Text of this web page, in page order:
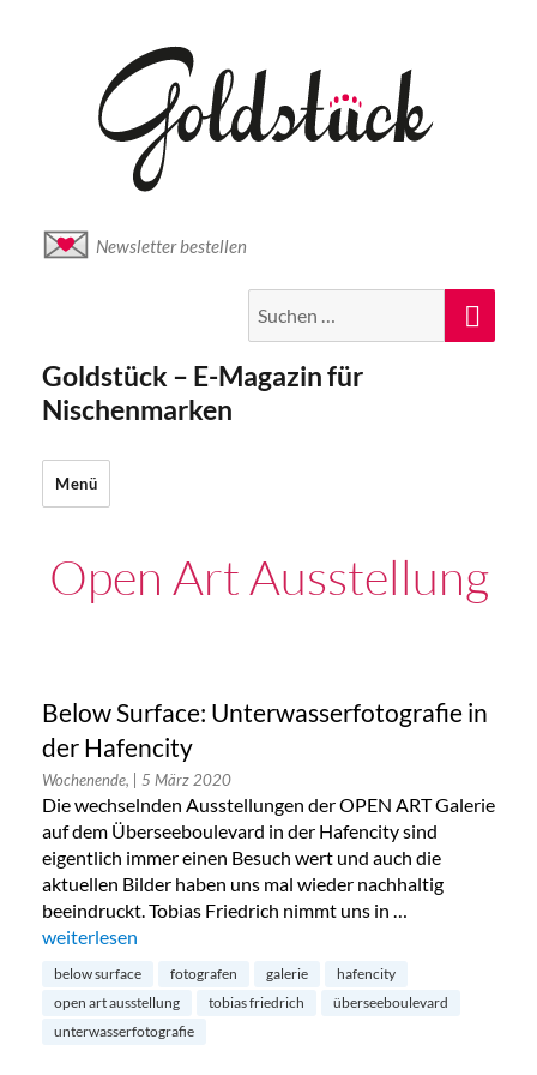
Newsletter bestellen
nach:
Goldstück – E-Magazin für
Nischenmarken
Menü
Open Art Ausstellung
Below Surface: Unterwasserfotografie in
der Hafencity
Wochenende, | 5 März 2020
Die wechselnden Ausstellungen der OPEN ART Galerie
auf dem Überseeboulevard in der Hafencity sind
eigentlich immer einen Besuch wert und auch die
aktuellen Bilder haben uns mal wieder nachhaltig
beeindruckt. Tobias Friedrich nimmt uns in …
„Below Surface: Unterwasserfotografie in der Hafencity“
weiterlesen
below surface fotografen galerie
hafencity
open art ausstellung
tobias friedrich
überseeboulevard
unterwasserfotografie